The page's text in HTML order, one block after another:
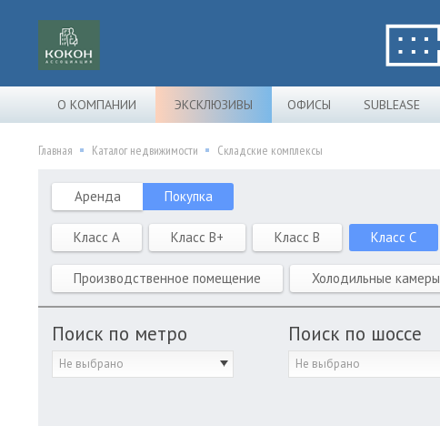
О КОМПАНИИ ЭКСКЛЮЗИВЫ ОФИСЫ SUBLEASE
Главная Каталог недвижимости Складские комплексы
Аренда Покупка
Класс A Класс B+ Класс B Класс C
Производственное помещение Холодильные камеры
Поиск по метро
Не выбрано
Поиск по шоссе
Не выбрано